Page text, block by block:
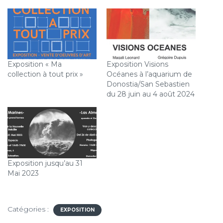
Exposition « Ma
collection à tout prix »
Exposition Visions
Océanes à l’aquarium de
Donostia/San Sebastien
du 28 juin au 4 août 2024
Exposition jusqu’au 31
Mai 2023
Catégories : EXPOSITION